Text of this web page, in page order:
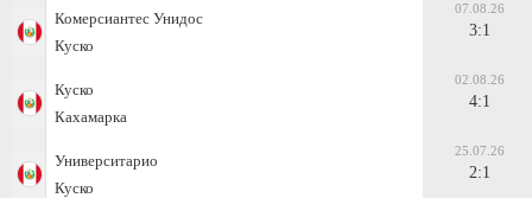
Комерсиантес Унидос
Куско
07.08.26
3:1
Куско
Кахамарка
02.08.26
4:1
Университарио
Куско
25.07.26
2:1